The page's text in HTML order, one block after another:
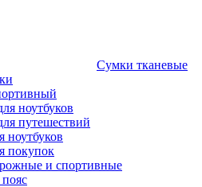
Сумки тканевые
ноутбуков
путешествий
ноутбуков
покупок
и спортивные